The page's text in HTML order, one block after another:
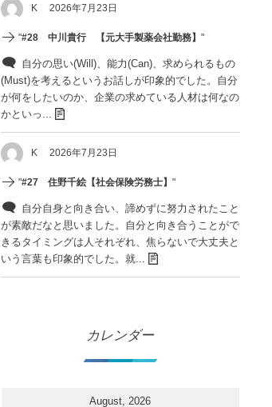
K 2026年7月23日
"#28 中川貴行 【元大手製薬会社勤務】"
自分の思い(Will)、能力(Can)、求められるもの
(Must)を考えるというお話しが印象的でした。自分
が何をしたいのか、企業の求めている人材は何なの
かといっ...
K 2026年7月23日
"#27 住野千絵【社会保険労務士】"
自分自身と向き合い、諦めずに努力されたこと
が素敵だなと思いました。自分と向き合うことがで
きるタイミングは人それぞれ、焦らないで大丈夫と
いう言葉も印象的でした。就...
カレンダー
August, 2026